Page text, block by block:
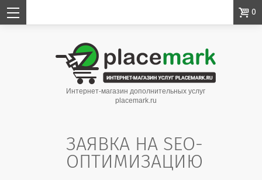
 0
Интернет-магазин дополнительных услуг
placemark.ru
ЗАЯВКА НА SEO-
ОПТИМИЗАЦИЮ